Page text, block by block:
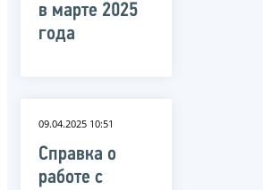
в марте 2025
года
09.04.2025 10:51
Справка о
работе с